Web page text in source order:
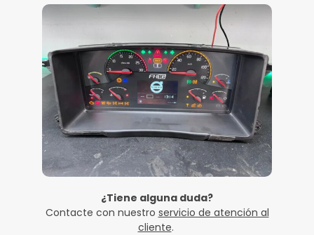
¿Tiene alguna duda?
Contacte con nuestro servicio de atención al
cliente.